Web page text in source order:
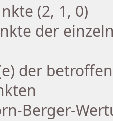
(2, 1, 0)
der
der
Berger-